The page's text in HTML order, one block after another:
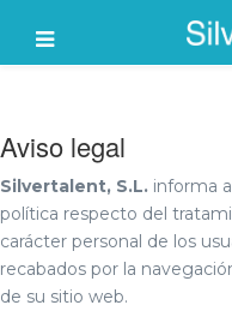
Aviso legal
Silvertalent, S.L. informa
política respecto del
carácter personal de los
recabados por la
de su sitio web.